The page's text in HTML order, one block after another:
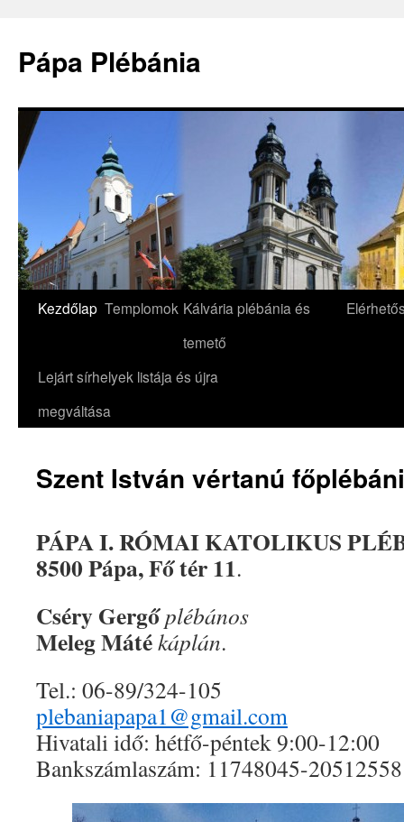
Pápa Plébánia
Skip
content
Kezdőlap Templomok Kálvária plébánia és
temető
Lejárt sírhelyek listája és újra
megváltása
Szent István vértanú
PÁPA I. RÓMAI KATOLIKUS
8500 Pápa, Fő tér 11.
Cséry Gergőplébános
Meleg Mátékáplán.
Tel.: 06-89/324-105
plebaniapapa1@gmail.com
Hivatali idő: hétfő-péntek 9:00-12:00
Bankszámlaszám: 11748045-20512558